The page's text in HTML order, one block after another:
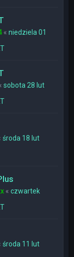
«niedziela 01
sobota 28 lut
środa 18 lut
«czwartek
środa 11 lut